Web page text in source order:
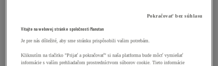
Pokračovať bez súhlasu
Vitajte na webovej stránke spoločnosti Manutan
Je pre nás dôležité, aby sme stránku prispôsobili vašim potrebám.
Kliknutím na tlačitko "Prijať a pokračovať" si naša platforma bude môcť vymieňať
informácie s vaším prehliadačom prostredníctvom súborov cookie. Tieto informácie